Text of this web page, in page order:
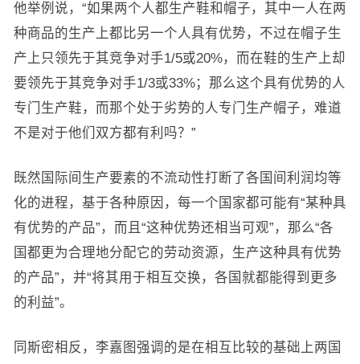
他举例说，“如果两个人都生产鞋和帽子，其中一人在两
种商品的生产上都比另一个人具有优势，不过在帽子生
产上只领先于其竞争对手1/5或20%，而在鞋的生产上却
要领先于其竞争对手1/3或33%；那么这个具有优势的人
专门生产鞋，而那个处于劣势的人专门生产帽子，难道
不是对于他们双方都有利吗？”
既然国际间生产要素的不流动性打断了各国间利润均等
化的进程，基于各种原因，每一个国家都可能有“某种具
有优势的产品”，而且“这种优势还相当可观”，那么“各
国都更为合理地分配它的劳动资源，生产这种具有优势
的产品”，并“将其用于相互交换，各国就都能得到更多
的利益”。
同斯密相反，李嘉图强调的是在相互比较的基础上两国